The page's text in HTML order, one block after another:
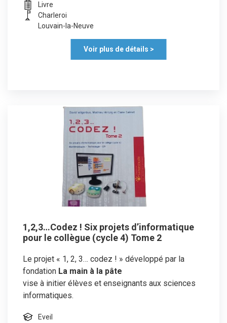
Livre
Charleroi
Louvain-la-Neuve
Voir plus de détails >
1,2,3…Codez ! Six projets d’informatique
pour le collègue (cycle 4) Tome 2
Le projet « 1, 2, 3… codez ! » développé par la
fondation La main à la pâte
vise à initier élèves et enseignants aux sciences
informatiques.
Eveil